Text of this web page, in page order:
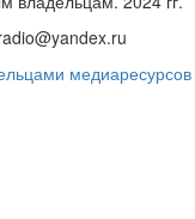
медиаресурсов